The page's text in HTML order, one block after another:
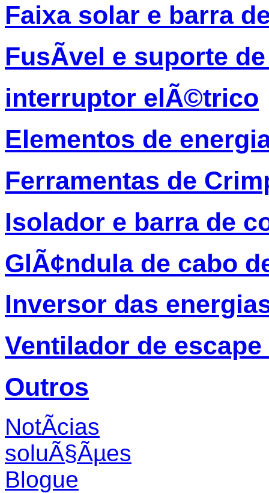
Faixa solar e barra
FusÃ­vel e suporte
interruptor elÃ©trico
Elementos de
Ferramentas de
Isolador e barra de
GlÃ¢ndula de cabo
Inversor das
Ventilador de
Outros
NotÃ­cias
soluÃ§Ãµes
Blogue